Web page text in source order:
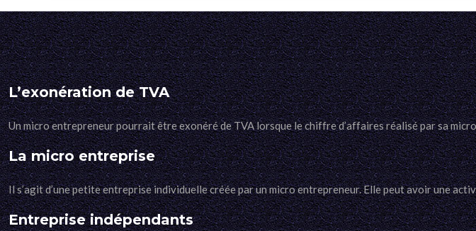
L’exonération de TVA
Un micro entrepreneur pourrait être exonéré de TVA lorsque le chiffre d’affaires réalisé par sa
La micro entreprise
Il s’agit d’une petite entreprise individuelle créée par un micro entrepreneur. Elle peut avoir une
Entreprise indépendants